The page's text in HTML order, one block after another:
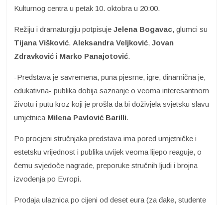
Kulturnog centra u petak 10. oktobra u 20:00.
Režiju i dramaturgiju potpisuje Jelena Bogavac, glumci su
Tijana Višković, Aleksandra Veljković, Jovan
Zdravković i Marko Panajotović.
-Predstava je savremena, puna pjesme, igre, dinamična je,
edukativna- publika dobija saznanje o veoma interesantnom
životu i putu kroz koji je prošla da bi doživjela svjetsku slavu
umjetnica Milena Pavlović Barilli.
Po procjeni stručnjaka predstava ima pored umjetničke i
estetsku vrijednost i publika uvijek veoma lijepo reaguje, o
čemu svjedoče nagrade, preporuke stručnih ljudi i brojna
izvođenja po Evropi.
Prodaja ulaznica po cijeni od deset eura (za đake, studente